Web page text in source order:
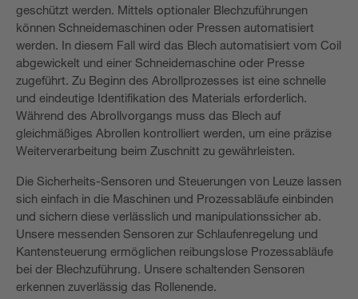
geschützt werden. Mittels optionaler Blechzuführungen
können Schneidemaschinen oder Pressen automatisiert
werden. In diesem Fall wird das Blech automatisiert vom Coil
abgewickelt und einer Schneidemaschine oder Presse
zugeführt. Zu Beginn des Abrollprozesses ist eine schnelle
und eindeutige Identifikation des Materials erforderlich.
Während des Abrollvorgangs muss das Blech auf
gleichmäßiges Abrollen kontrolliert werden, um eine präzise
Weiterverarbeitung beim Zuschnitt zu gewährleisten.
Die Sicherheits­-Sensoren und ­Steuerungen von Leuze lassen
sich einfach in die Maschinen­ und Prozessabläufe einbinden
und sichern diese verlässlich und manipulationssicher ab.
Unsere messenden Sensoren zur Schlaufenregelung und
Kantensteuerung ermöglichen reibungslose Prozessabläufe
bei der Blechzuführung. Unsere schaltenden Sensoren
erkennen zuverlässig das Rollenende.